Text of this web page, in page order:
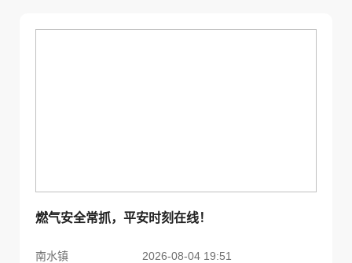
燃气安全常抓，平安时刻在线！
南水镇 2026-08-04 19:51